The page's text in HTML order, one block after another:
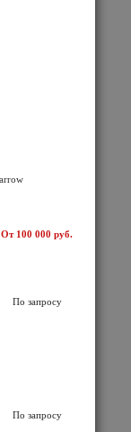
От 100 000 руб.
По запросу
По запросу